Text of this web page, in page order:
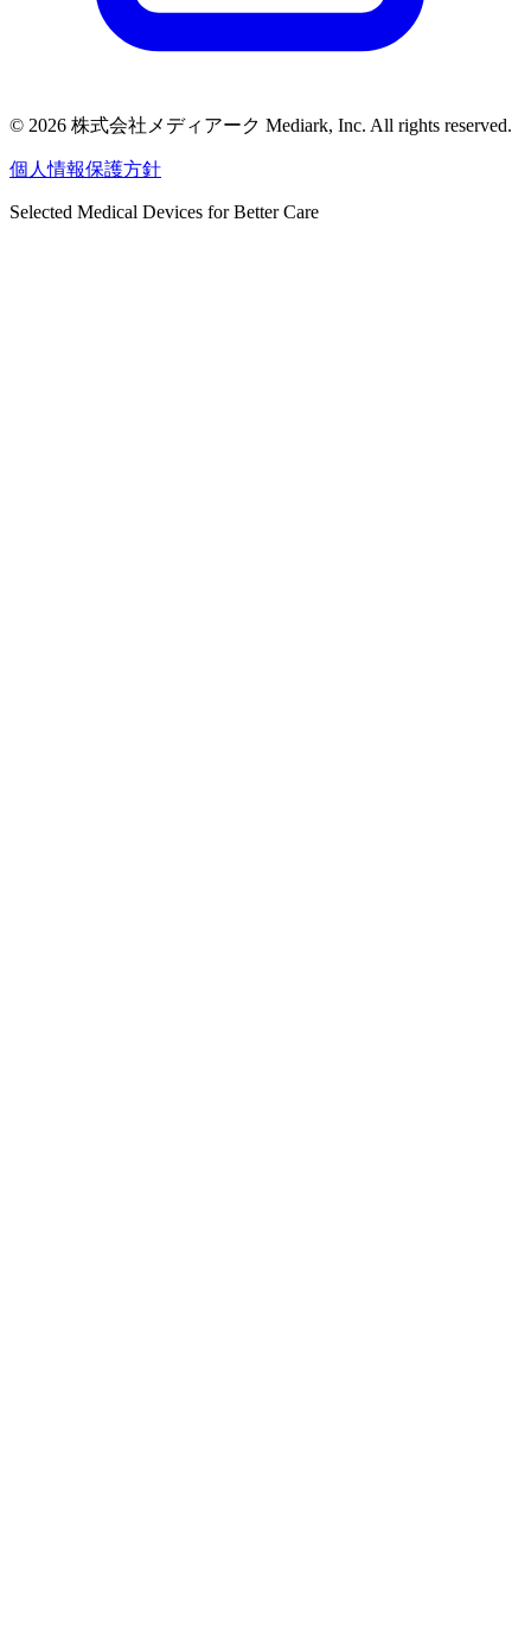
© 2026 株式会社メディアーク Mediark, Inc. All rights reserved.
個人情報保護方針
Selected Medical Devices for Better Care